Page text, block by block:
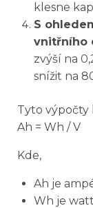
klesne
S
vnitřního
zvýší na
snížit na
Tyto výpočty
Ah = Wh / V
Kde,
Ah je
Wh je